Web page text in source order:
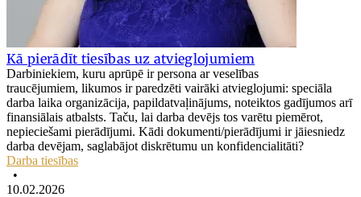
Kā pierādīt tiesības uz atvieglojumiem
Darbiniekiem, kuru aprūpē ir persona ar veselības
traucējumiem, likumos ir paredzēti vairāki atvieglojumi: speciāla
darba laika organizācija, papildatvaļinājums, noteiktos gadījumos arī
finansiālais atbalsts. Taču, lai darba devējs tos varētu piemērot,
nepieciešami pierādījumi. Kādi dokumenti/pierādījumi ir jāiesniedz
darba devējam, saglabājot diskrētumu un konfidencialitāti?
Darba tiesības
•
10.02.2026